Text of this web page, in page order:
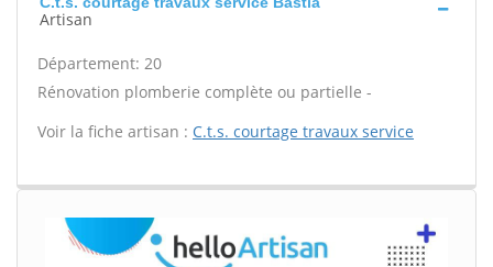
Artisan
Département: 20
Rénovation plomberie complète ou partielle -
Voir la fiche artisan : C.t.s. courtage travaux service